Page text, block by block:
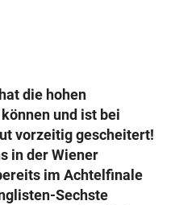
die hohen
und ist bei
vorzeitig gescheitert!
in der Wiener
im Achtelfinale
Sechste